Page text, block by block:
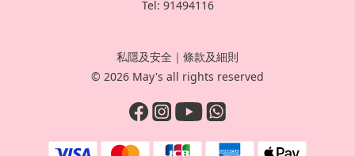
Tel: 91494116
私隱及安全 ｜ 條款及細則
© 2026 May's all rights reserved